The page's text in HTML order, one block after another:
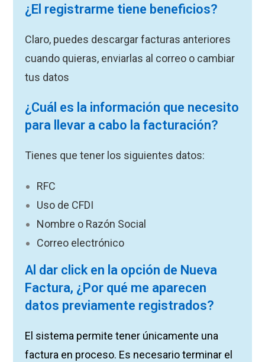
¿El registrarme tiene beneficios?
Claro, puedes descargar facturas anteriores
cuando quieras, enviarlas al correo o cambiar
tus datos
¿Cuál es la información que necesito
para llevar a cabo la facturación?
Tienes que tener los siguientes datos:
RFC
Uso de CFDI
Nombre o Razón Social
Correo electrónico
Al dar click en la opción de Nueva
Factura, ¿Por qué me aparecen
datos previamente registrados?
El sistema permite tener únicamente una
factura en proceso. Es necesario terminar el